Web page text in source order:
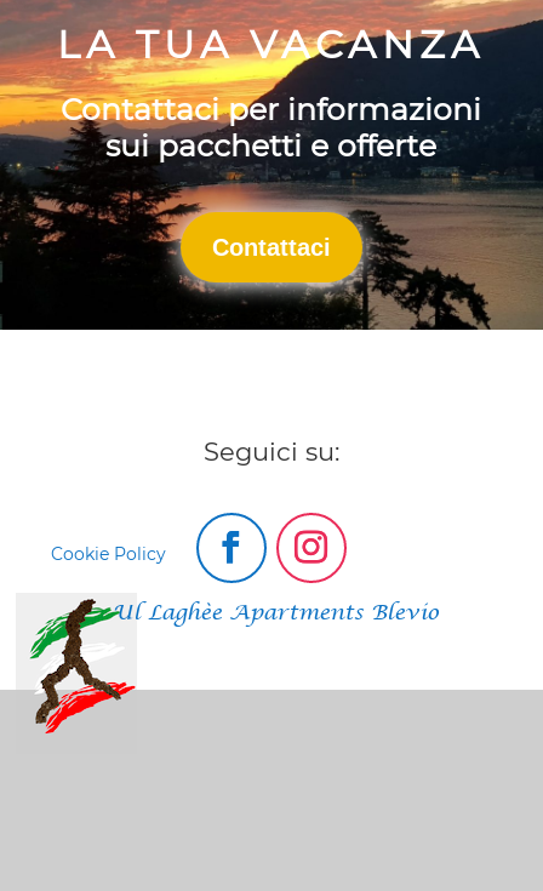
LA TUA VACANZA
Contattaci per informazioni
sui pacchetti e offerte
Contattaci
Seguici su:
Ul Laghèe Apartments Blevio
Cookie Policy